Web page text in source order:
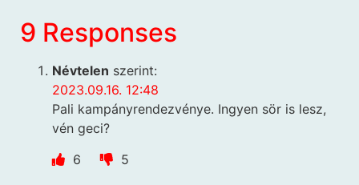
9 Responses
Névtelen szerint:
2023.09.16. 12:48
Pali kampányrendezvénye. Ingyen sör is lesz,
vén geci?
6
5